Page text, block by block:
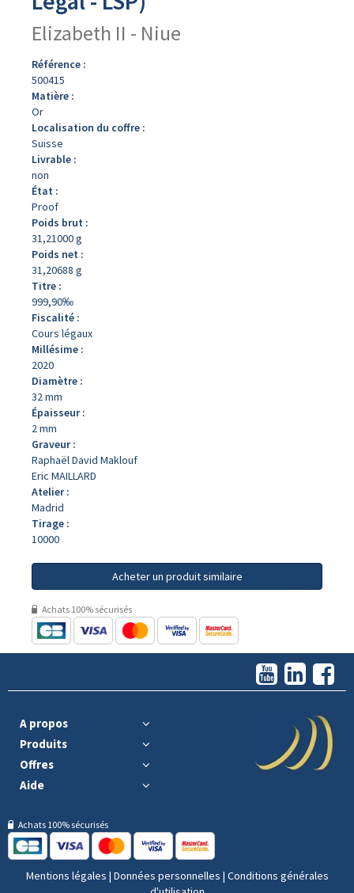
Elizabeth II - Niue
Référence :
500415
Matière :
Or
Localisation du coffre :
Suisse
Livrable :
non
État :
Proof
Poids brut :
31,21000 g
Poids net :
31,20688 g
Titre :
999,90‰
Fiscalité :
Cours légaux
Millésime :
2020
Diamètre :
32 mm
Épaisseur :
2 mm
Graveur :
Raphaël David Maklouf
Eric MAILLARD
Atelier :
Madrid
Tirage :
10000
Acheter un produit similaire
Achats 100% sécurisés
A propos
Produits
Offres
Aide
Achats 100% sécurisés
Mentions légales | Données personnelles | Conditions générales